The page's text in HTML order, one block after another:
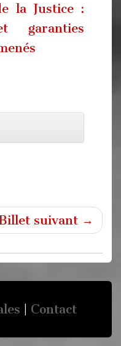
la Justice :
garanties
suivant →
Contact